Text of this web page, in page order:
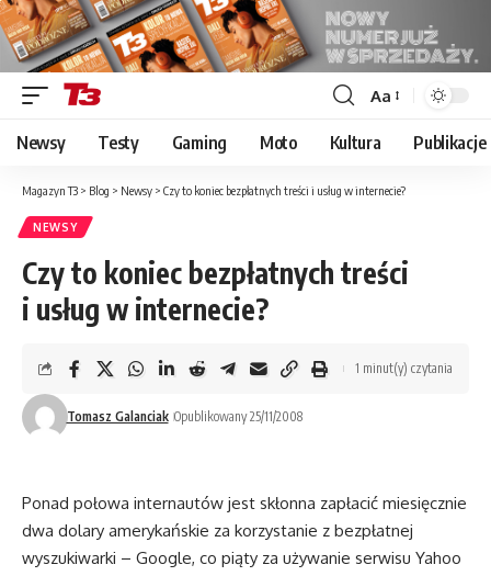
Font
Resizer
Aa
Newsy Testy Gaming Moto Kultura Publikacje
Magazyn T3 > Blog > Newsy > Czy to koniec bezpłatnych treści i usług w internecie?
NEWSY
Czy to koniec bezpłatnych treści
i usług w internecie?
Tomasz Galanciak Opublikowany 25/11/2008
1 minut(y) czytania
Ponad połowa internautów jest skłonna zapłacić miesięcznie
dwa dolary amerykańskie za korzystanie z bezpłatnej
wyszukiwarki – Google, co piąty za używanie serwisu Yahoo